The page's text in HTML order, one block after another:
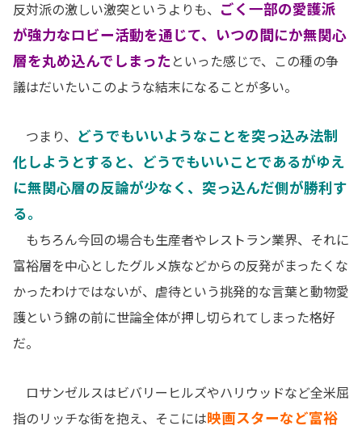
反対派の激しい激突というよりも、
ごく一部の愛護派
が強力なロビー活動を通じて、いつの間にか無関心
層を丸め込んでしまった といった感じで、この種の争
議はだいたいこのような結末になることが多い。
つまり、
どうでもいいようなことを突っ込み法制
化しようとすると、どうでもいいことであるがゆえ
に無関心層の反論が少なく、突っ込んだ側が勝利す
る。
もちろん今回の場合も生産者やレストラン業界、それに
富裕層を中心としたグルメ族などからの反発がまったくな
かったわけではないが、虐待という挑発的な言葉と動物愛
護という錦の前に世論全体が押し切られてしまった格好
だ。
ロサンゼルスはビバリーヒルズやハリウッドなど全米屈
指のリッチな街を抱え、そこには映画スターなど富裕